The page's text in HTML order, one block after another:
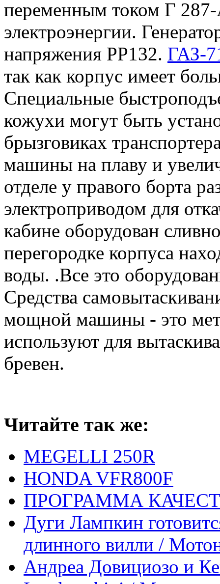
переменным током Г
электроэнергии.
напряжения РР132. ГАЗ-
так как корпус имеет
Специальные
кожухи могут быть
брызговиках
машины на плаву и
отделе у правого борта
электроприводом для
кабине оборудован
перегородке корпуса
воды. .Все это
Средства
мощной машины - это
используют для
бревен.
Читайте так же:
MEGELLI 250R
HONDA VFR800F
ПРОГРАММА
Дуги Лампкин
длинного вилли /
Андреа Довициозо и